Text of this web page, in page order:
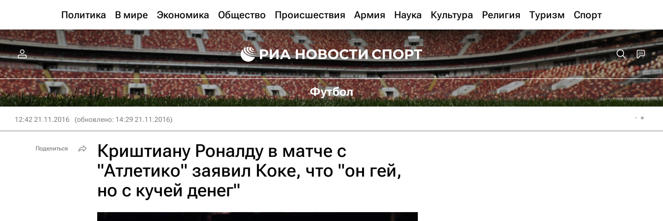
Политика В мире Экономика Общество Происшествия Армия Наука Культура Религия Туризм Спорт
Футбол
12:42 21.11.2016 (обновлено: 14:29 21.11.2016)
Криштиану Роналду в матче с
"Атлетико" заявил Коке, что "он гей,
но с кучей денег"
Поделиться